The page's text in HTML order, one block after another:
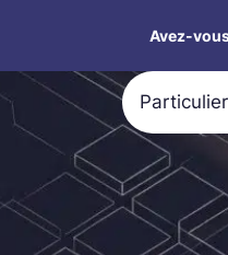
Avez-